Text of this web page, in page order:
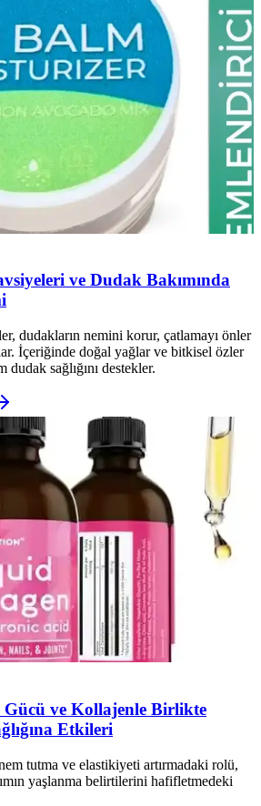
ve Dudak Bakımında
dudakların nemini korur, çatlamayı önler
İçeriğinde doğal yağlar ve bitkisel özler
sağlığını destekler.
ve Kollajenle Birlikte
Etkileri
tutma ve elastikiyeti artırmadaki rolü,
yaşlanma belirtilerini hafifletmedeki